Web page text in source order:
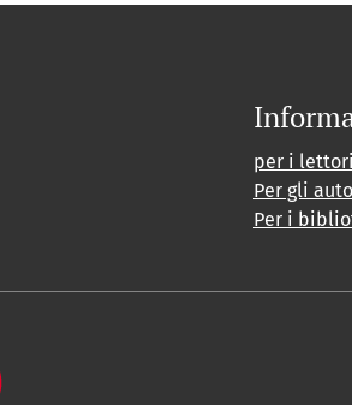
per i lettori
Per gli
Per i